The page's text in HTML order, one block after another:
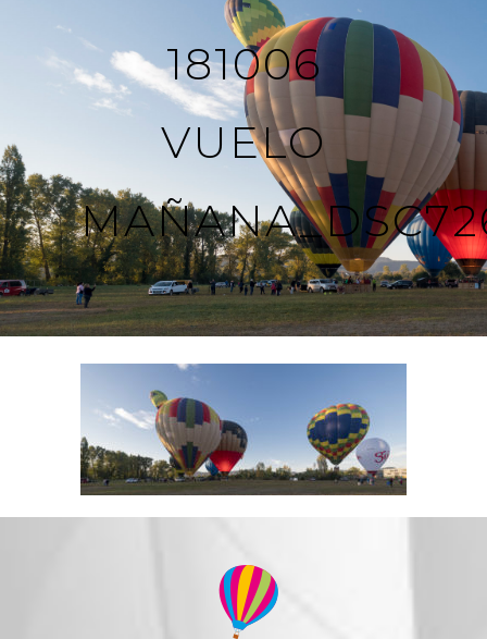
181006
VUELO